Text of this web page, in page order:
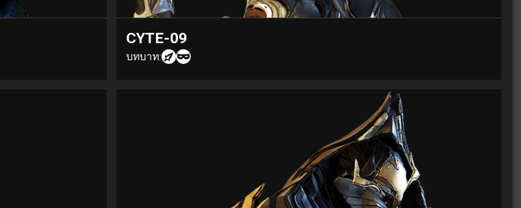
CYTE-09
บทบาท: